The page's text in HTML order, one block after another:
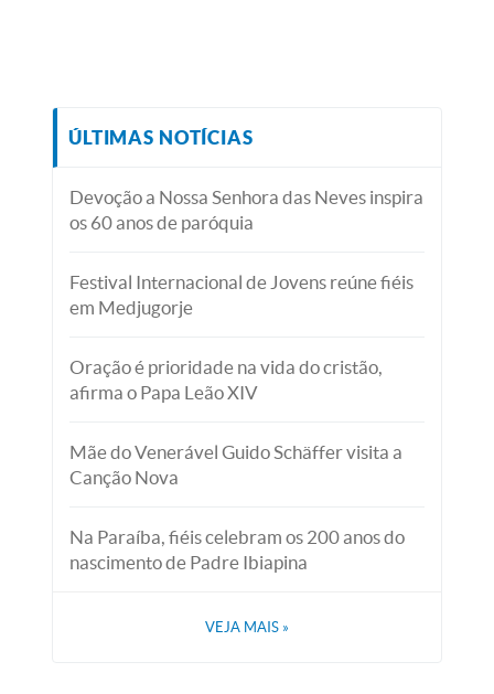
ÚLTIMAS NOTÍCIAS
Devoção a Nossa Senhora das Neves inspira
os 60 anos de paróquia
Festival Internacional de Jovens reúne fiéis
em Medjugorje
Oração é prioridade na vida do cristão,
afirma o Papa Leão XIV
Mãe do Venerável Guido Schäffer visita a
Canção Nova
Na Paraíba, fiéis celebram os 200 anos do
nascimento de Padre Ibiapina
VEJA MAIS »